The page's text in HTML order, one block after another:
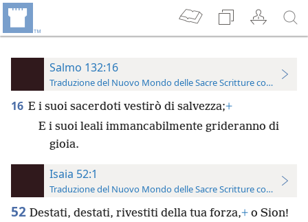
Salmo 132:16
Traduzione del Nuovo Mondo delle Sacre Scritture con
16 E i suoi sacerdoti vestirò di salvezza;+
E i suoi leali immancabilmente grideranno di
gioia.
Isaia 52:1
Traduzione del Nuovo Mondo delle Sacre Scritture con
52 Destati, destati, rivestiti della tua forza,+ o Sion!